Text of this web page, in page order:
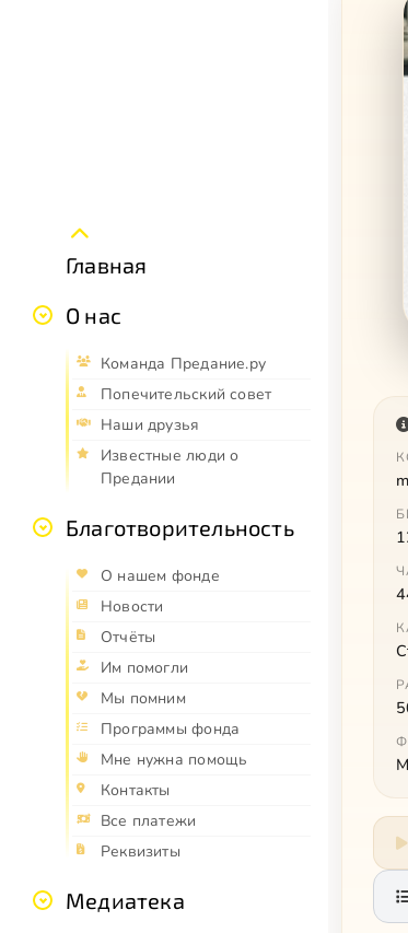
Главная
О нас
Команда Предание.ру
Попечительский совет
Наши друзья
Известные люди о
Предании
Благотворительность
О нашем фонде
Новости
Отчёты
Им помогли
Мы помним
Программы фонда
Мне нужна помощь
Контакты
Все платежи
Реквизиты
Медиатека